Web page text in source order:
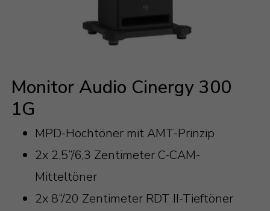
Monitor Audio Cinergy 300
1G
MPD-Hochtöner mit AMT-Prinzip
2x 2,5“/6,3 Zentimeter C-CAM-
Mitteltöner
2x 8“/20 Zentimeter RDT II-Tieftöner